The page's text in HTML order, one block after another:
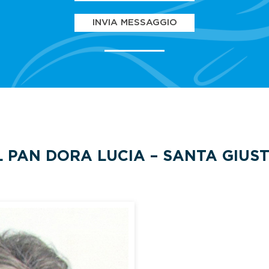
INVIA MESSAGGIO
PAN DORA LUCIA – SANTA